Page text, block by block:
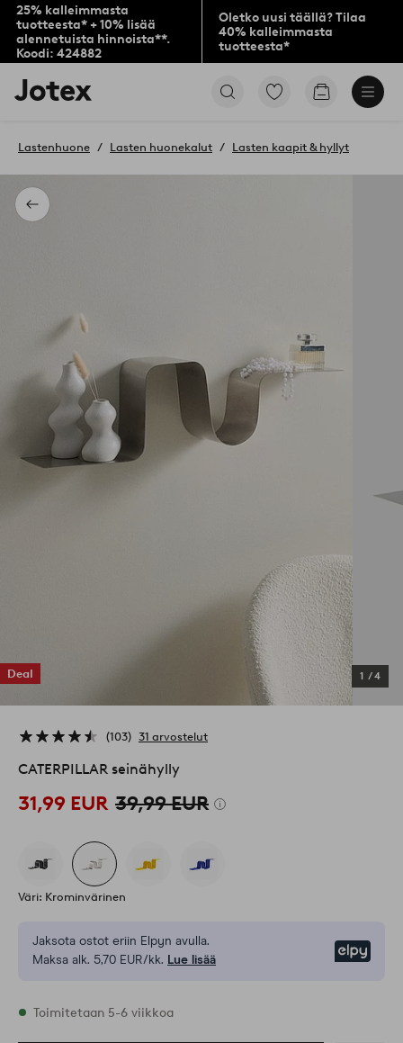
25% kalleimmasta
tuotteesta* + 10% lisää
alennetuista hinnoista**.
Koodi: 424882
Oletko uusi täällä? Tilaa
40% kalleimmasta
tuotteesta*
Jotex-
logo
aloitussivulle
Siirry
Siirry
Takaisin
Lastenhuone Lasten huonekalut Lasten kaapit & hyllyt
Deal 1 /4
103 31 arvostelut
CATERPILLAR seinähylly
31,99 EUR 39,99 EUR
Väri: Krominvärinen
Jaksota ostot eriin Elpyn avulla.
Maksa alk. 5,70 EUR/kk. Lue lisää
Varastossa
Toimitetaan 5-6 viikkoa